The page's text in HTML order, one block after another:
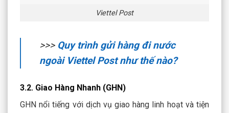
Viettel Post
>>> Quy trình gửi hàng đi nước
ngoài Viettel Post như thế nào?
3.2. Giao Hàng Nhanh (GHN)
GHN nổi tiếng với dịch vụ giao hàng linh hoạt và tiện